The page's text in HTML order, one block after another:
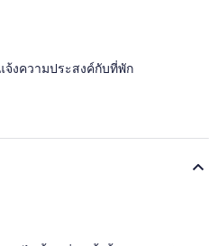
จ้งความประสงค์กับที่พัก